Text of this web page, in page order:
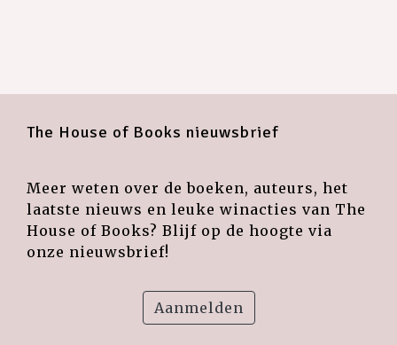
The House of Books nieuwsbrief
Meer weten over de boeken, auteurs, het
laatste nieuws en leuke winacties van The
House of Books? Blijf op de hoogte via
onze nieuwsbrief!
Aanmelden